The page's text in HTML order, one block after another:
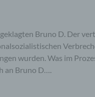
Bruno D. Der
wurden. Was im
an Bruno D….